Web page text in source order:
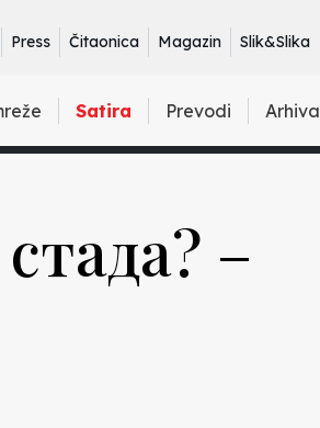
Press Čitaonica Magazin Slik&Slika
Satira Prevodi Arhiva
–